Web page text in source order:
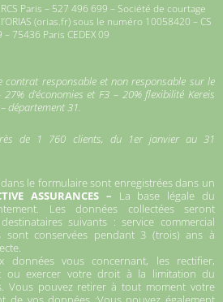
Paris – 527 496 699 – Société de courtage
(orias.fr) sous le numéro 10058420 – CS
– 75436 Paris CEDEX 09
contrat responsable et non responsable sur le
d’économies et F3 – 20% flexibilité Kereis
département 31.
de 1 760 clients, du 1er janvier au 31
le formulaire sont enregistrées dans un
ASSURANCES – La base légale du
Les données collectées seront
suivants : service commercial
sont conservées pendant 3 (trois) ans à
données vous concernant, les rectifier,
ou exercer votre droit à la limitation du
Vous pouvez retirer à tout moment votre